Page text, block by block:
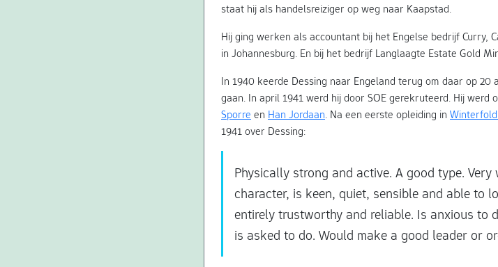
staat hij als handelsreiziger op weg naar Kaapstad.
Hij ging werken als accountant bij het Engelse bedrijf Curry,
in Johannesburg. En bij het bedrijf Langlaagte Estate Gold
In 1940 keerde Dessing naar Engeland terug om daar op
gaan. In april 1941 werd hij door SOE gerekruteerd. Hij werd
Sporre en Han Jordaan. Na een eerste opleiding in
1941 over Dessing:
Physically strong and active. A good type.
character, is keen, quiet, sensible and able to
entirely trustworthy and reliable. Is anxious to
is asked to do. Would make a good leader or